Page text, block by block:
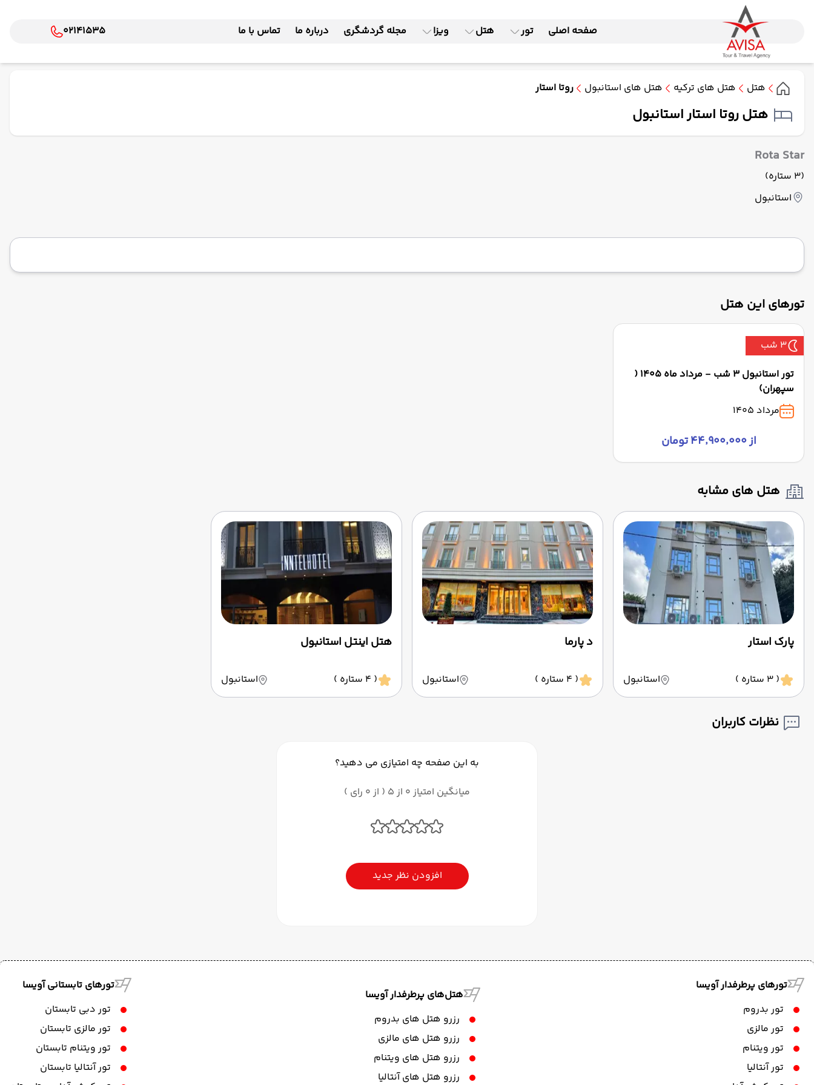
صفحه اصلی تور هتل ویزا مجله گردشگری درباره ما تماس با ما 02141535
هتل هتل های ترکیه هتل های استانبول روتا استار
هتل روتا استار استانبول
Rota Star
(3 ستاره)
استانبول
تورهای این هتل
3 شب
تور استانبول 3 شب - مرداد ماه 1405 (
سپهران)
مرداد 1405
از ۴۴٬۹۰۰٬۰۰۰ تومان
هتل های مشابه
پارک استار
( 3 ستاره ) استانبول
د پارما
( 4 ستاره ) استانبول
هتل اینتل استانبول
( 4 ستاره ) استانبول
نظرات کاربران
به این صفحه چه امتیازی می دهید؟
میانگین امتیاز 0 از 5 ( از 0 رای )
افزودن نظر جدید
تورهای پرطرفدار آویسا
تور بدروم
تور مالزی
تور ویتنام
تور آنتالیا
هتل‌های پرطرفدار آویسا
رزرو هتل های بدروم
رزرو هتل های مالزی
رزرو هتل های ویتنام
رزرو هتل های آنتالیا
تورهای تابستانی آویسا
تور دبی تابستان
تور مالزی تابستان
تور ویتنام تابستان
تور آنتالیا تابستان